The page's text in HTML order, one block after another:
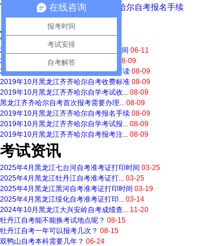
下一篇：
2019年10月黑龙江齐齐哈尔自考报名手续
最近更新
2020上半年黑龙江齐齐哈尔自学考试时间 06-11
2019年10月黑龙江齐齐哈尔自学考试
08-09
2019年10月黑龙江齐齐哈尔自考专本连读 08-09
2019年10月黑龙江齐齐哈尔自考收费标准 08-09
2019年10月黑龙江齐齐哈尔自学考试收... 08-09
黑龙江齐齐哈尔自考首次报考需要办理... 08-09
2019年10月黑龙江齐齐哈尔自考报名手续 08-09
2019年10月黑龙江齐齐哈尔自学考试报... 08-09
2019年10月黑龙江齐齐哈尔自考报考注... 08-09
考试资讯
2025年4月黑龙江七台河自考准考证打印时间 03-25
2025年4月黑龙江牡丹江自考准考证打... 03-25
2025年4月黑龙江黑河自考准考证打印时间 03-19
2025年4月黑龙江绥化自考准考证打印... 03-14
2024年10月黑龙江大兴安岭自考成绩查... 11-20
牡丹江自考能不能换考试地点呢？ 08-15
牡丹江自考一年可以报考几次？ 08-15
双鸭山自考本科需要几年？ 06-24
在线咨询
报考时间
考试安排
自考解答